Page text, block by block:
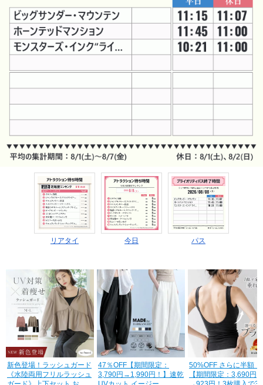
リアタイ 今日 パス
新色登場！ラッシュガード
《水陸両用フリルラッシュ
47％OFF【期間限定：
3,790円→1,990円！】速乾
50%OFF さらに半額！
【期間限定：3,690円